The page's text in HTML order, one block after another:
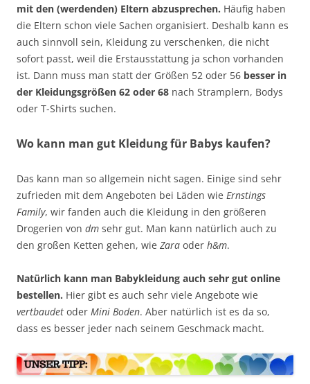
mit den (werdenden) Eltern abzusprechen. Häufig haben
die Eltern schon viele Sachen organisiert. Deshalb kann es
auch sinnvoll sein, Kleidung zu verschenken, die nicht
sofort passt, weil die Erstausstattung ja schon vorhanden
ist. Dann muss man statt der Größen 52 oder 56 besser in
der Kleidungsgrößen 62 oder 68 nach Stramplern, Bodys
oder T-Shirts suchen.
Wo kann man gut Kleidung für Babys kaufen?
Das kann man so allgemein nicht sagen. Einige sind sehr
zufrieden mit dem Angeboten bei Läden wie Ernstings
Family, wir fanden auch die Kleidung in den größeren
Drogerien von dm sehr gut. Man kann natürlich auch zu
den großen Ketten gehen, wie Zara oder h&m.
Natürlich kann man Babykleidung auch sehr gut online
bestellen. Hier gibt es auch sehr viele Angebote wie
vertbaudet oder Mini Boden. Aber natürlich ist es da so,
dass es besser jeder nach seinem Geschmack macht.